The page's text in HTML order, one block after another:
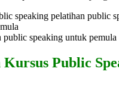
public speaking untuk pemula
Kursus Public